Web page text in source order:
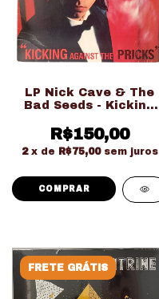
LP Nick Cave & The
Bad Seeds - Kicking
(Usado Ed. Nacional)
R$150,00
2 x de R$75,00 sem juros
FRETE GRÁTIS